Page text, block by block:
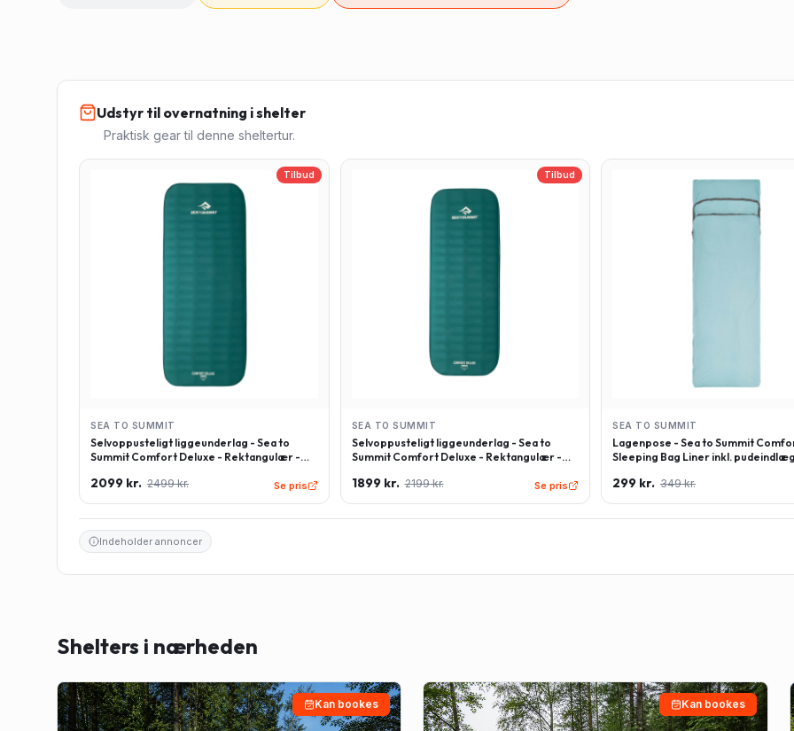
Udstyr til overnatning i shelter
Praktisk gear til denne sheltertur.
Tilbud
SEA TO SUMMIT
Selvoppusteligt liggeunderlag - Sea to
Summit Comfort Deluxe - Rektangulær -
2099 kr. 2499 kr. Se pris
Tilbud
SEA TO SUMMIT
Selvoppusteligt liggeunderlag - Sea to
Summit Comfort Deluxe - Rektangulær -
1899 kr. 2199 kr. Se pris
SEA TO SUMMIT
Lagenpose - Sea to Summit
Sleeping Bag Liner inkl.
299 kr. 349 kr.
Indeholder annoncer
Shelters i nærheden
Kan bookes Kan bookes